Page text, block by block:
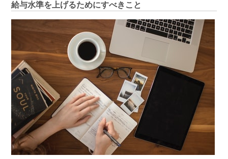
給与水準を上げるためにすべきこと